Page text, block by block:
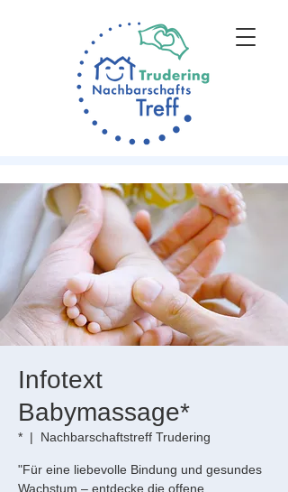
Infotext
Babymassage*
*
  |
Nachbarschaftstreff Trudering
"Für eine liebevolle Bindung und gesundes
Wachstum – entdecke die offene